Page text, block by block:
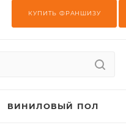
КУПИТЬ ФРАНШИЗУ
ВИНИЛОВЫЙ ПОЛ